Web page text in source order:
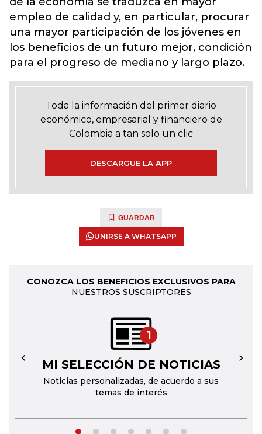
empleo de calidad y, en particular, procurar
una mayor participación de los jóvenes en
los beneficios de un futuro mejor, condición
para el progreso de mediano y largo plazo.
Toda la información del primer diario
económico, empresarial y financiero de
Colombia a tan solo un clic
DESCARGUE LA APP
GUARDAR
UNIRSE A WHATSAPP
CONOZCA LOS BENEFICIOS EXCLUSIVOS PARA
NUESTROS SUSCRIPTORES
1
MI SELECCIÓN DE NOTICIAS
Noticias personalizadas, de acuerdo a sus
temas de interés
← →